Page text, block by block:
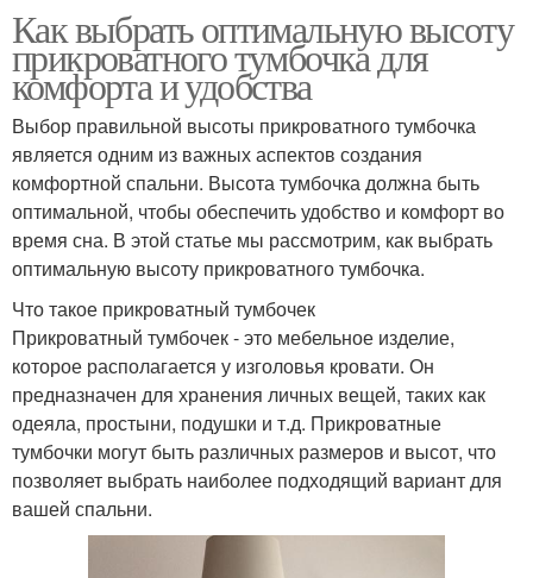
Как выбрать оптимальную высоту
прикроватного тумбочка для
комфорта и удобства
Выбор правильной высоты прикроватного тумбочка
является одним из важных аспектов создания
комфортной спальни. Высота тумбочка должна быть
оптимальной, чтобы обеспечить удобство и комфорт во
время сна. В этой статье мы рассмотрим, как выбрать
оптимальную высоту прикроватного тумбочка.
Что такое прикроватный тумбочек
Прикроватный тумбочек - это мебельное изделие,
которое располагается у изголовья кровати. Он
предназначен для хранения личных вещей, таких как
одеяла, простыни, подушки и т.д. Прикроватные
тумбочки могут быть различных размеров и высот, что
позволяет выбрать наиболее подходящий вариант для
вашей спальни.